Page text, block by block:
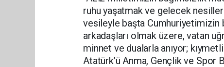
ruhu yaşatmak ve gelecek
vesileyle başta Cumhuriyetimizin
arkadaşları olmak üzere, vatan
minnet ve dualarla anıyor;
Atatürk’ü Anma, Gençlik ve Spor